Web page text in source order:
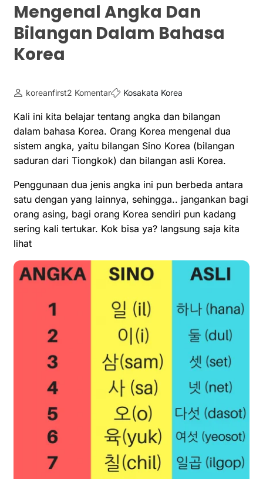
Mengenal Angka Dan
Bilangan Dalam Bahasa
Korea
koreanfirst2 Komentar Kosakata Korea
Kali ini kita belajar tentang angka dan bilangan
dalam bahasa Korea. Orang Korea mengenal dua
sistem angka, yaitu bilangan Sino Korea (bilangan
saduran dari Tiongkok) dan bilangan asli Korea.
Penggunaan dua jenis angka ini pun berbeda antara
satu dengan yang lainnya, sehingga.. jangankan bagi
orang asing, bagi orang Korea sendiri pun kadang
sering kali tertukar. Kok bisa ya? langsung saja kita
lihat